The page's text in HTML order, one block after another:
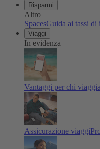
Risparmi
Altro
SpacesGuida ai tassi di
Viaggi
In evidenza
Vantaggi per chi viaggia
Assicurazione viaggi